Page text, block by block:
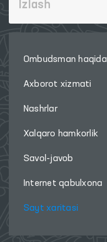
Ombudsman haqida
Axborot xizmati
Nashrlar
Xalqaro hamkorlik
Savol-javob
Internet qabulxona
Sayt xaritasi